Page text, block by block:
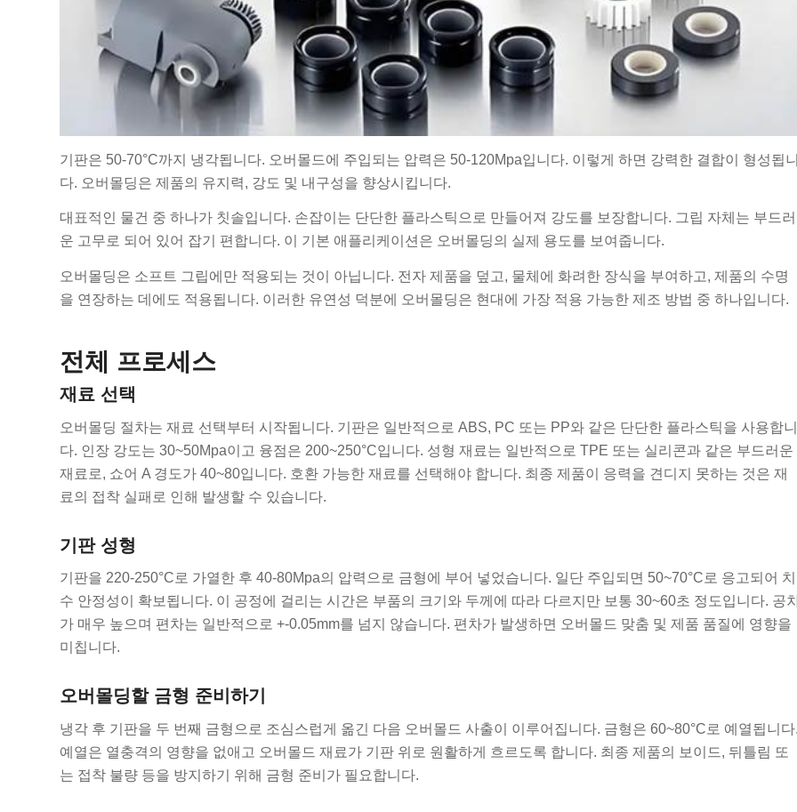
기판은 50-70°C까지 냉각됩니다. 오버몰드에 주입되는 압력은 50-120Mpa입니다. 이렇게 하면 강력한 결합이 형성됩
다. 오버몰딩은 제품의 유지력, 강도 및 내구성을 향상시킵니다.
대표적인 물건 중 하나가 칫솔입니다. 손잡이는 단단한 플라스틱으로 만들어져 강도를 보장합니다. 그립 자체는 부드러
운 고무로 되어 있어 잡기 편합니다. 이 기본 애플리케이션은 오버몰딩의 실제 용도를 보여줍니다.
오버몰딩은 소프트 그립에만 적용되는 것이 아닙니다. 전자 제품을 덮고, 물체에 화려한 장식을 부여하고, 제품의 수명
을 연장하는 데에도 적용됩니다. 이러한 유연성 덕분에 오버몰딩은 현대에 가장 적용 가능한 제조 방법 중 하나입니다.
전체 프로세스
재료 선택
오버몰딩 절차는 재료 선택부터 시작됩니다. 기판은 일반적으로 ABS, PC 또는 PP와 같은 단단한 플라스틱을 사용합니
다. 인장 강도는 30~50Mpa이고 융점은 200~250°C입니다. 성형 재료는 일반적으로 TPE 또는 실리콘과 같은 부드러운
재료로, 쇼어 A 경도가 40~80입니다. 호환 가능한 재료를 선택해야 합니다. 최종 제품이 응력을 견디지 못하는 것은 재
료의 접착 실패로 인해 발생할 수 있습니다.
기판 성형
기판을 220-250°C로 가열한 후 40-80Mpa의 압력으로 금형에 부어 넣었습니다. 일단 주입되면 50~70°C로 응고되어 치
수 안정성이 확보됩니다. 이 공정에 걸리는 시간은 부품의 크기와 두께에 따라 다르지만 보통 30~60초 정도입니다. 공
가 매우 높으며 편차는 일반적으로 +-0.05mm를 넘지 않습니다. 편차가 발생하면 오버몰드 맞춤 및 제품 품질에 영향을
미칩니다.
오버몰딩할 금형 준비하기
냉각 후 기판을 두 번째 금형으로 조심스럽게 옮긴 다음 오버몰드 사출이 이루어집니다. 금형은 60~80°C로 예열됩니
예열은 열충격의 영향을 없애고 오버몰드 재료가 기판 위로 원활하게 흐르도록 합니다. 최종 제품의 보이드, 뒤틀림 또
는 접착 불량 등을 방지하기 위해 금형 준비가 필요합니다.